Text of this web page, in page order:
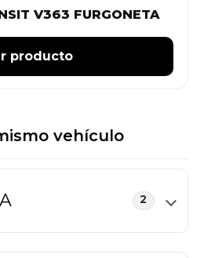
V363 FURGONETA
producto
vehículo
2